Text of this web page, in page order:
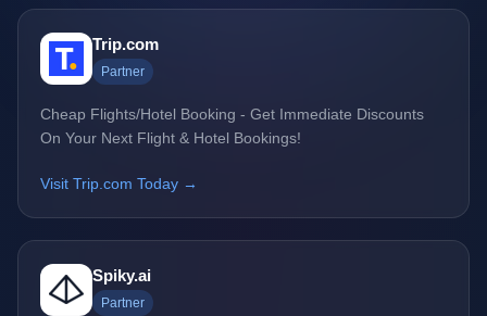
Trip.com
Partner
Cheap Flights/Hotel Booking - Get Immediate Discounts
On Your Next Flight & Hotel Bookings!
Visit Trip.com Today →
Spiky.ai
Partner